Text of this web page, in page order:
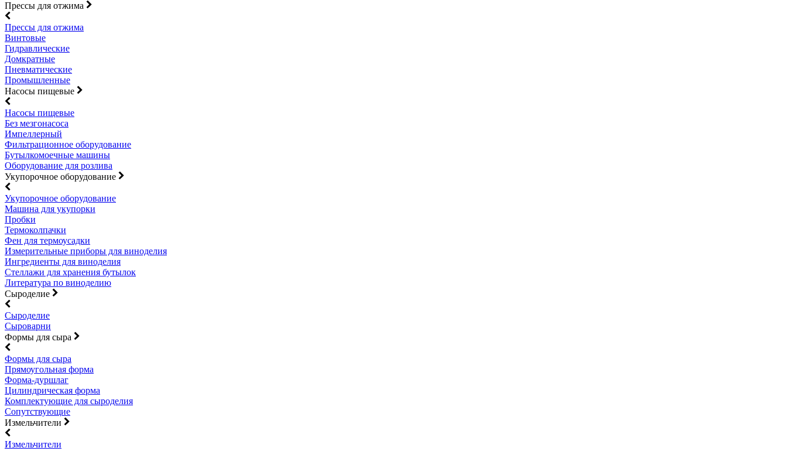
Прессы для отжима
Прессы для отжима
Винтовые
Гидравлические
Домкратные
Пневматические
Промышленные
Насосы пищевые
Насосы пищевые
Без мезгонасоса
Импеллерный
Фильтрационное оборудование
Бутылкомоечные машины
Оборудование для розлива
Укупорочное оборудование
Укупорочное оборудование
Машина для укупорки
Пробки
Термоколпачки
Фен для термоусадки
Измерительные приборы для виноделия
Ингредиенты для виноделия
Стеллажи для хранения бутылок
Литература по виноделию
Сыроделие
Сыроделие
Сыроварни
Формы для сыра
Формы для сыра
Прямоугольная форма
Форма-дуршлаг
Цилиндрическая форма
Комплектующие для сыроделия
Сопутствующие
Измельчители
Измельчители